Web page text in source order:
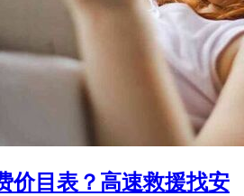
价目表？高速救援找安